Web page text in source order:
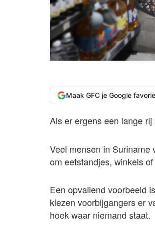
Maak GFC je Google
Als er ergens een lange
Veel mensen in
om eetstandjes, winkels
Een opvallend voorbeeld
kiezen voorbijgangers er
hoek waar niemand staat.